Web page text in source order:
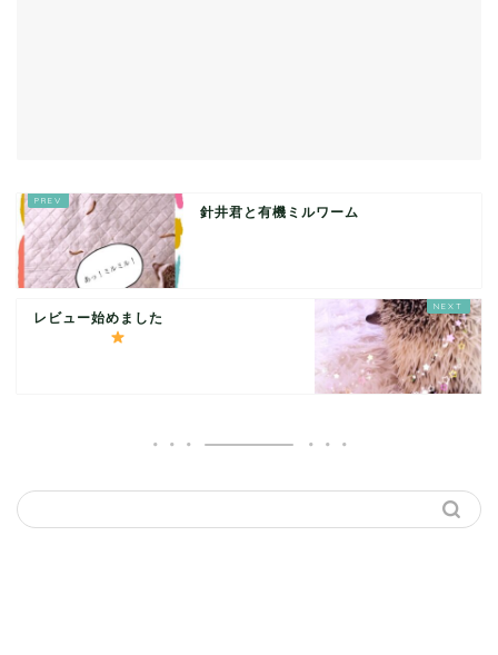
針井君と有機ミルワーム
レビュー始めました